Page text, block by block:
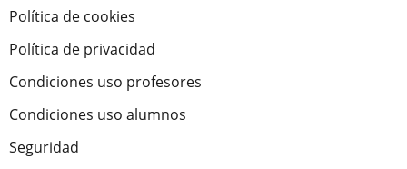
Política de cookies
Política de privacidad
Condiciones uso profesores
Condiciones uso alumnos
Seguridad